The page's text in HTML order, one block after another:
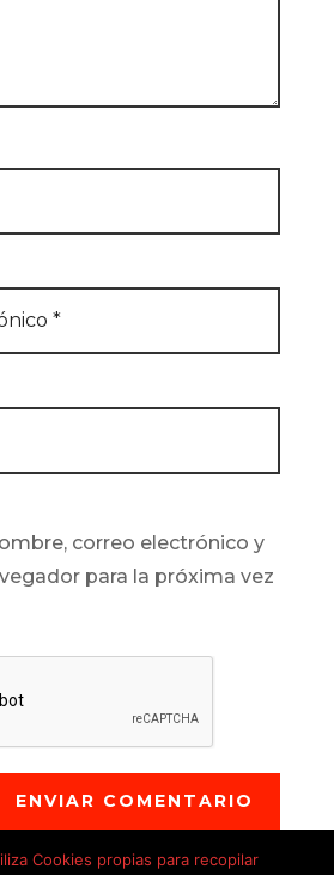
correo electrónico y
para la próxima vez
ENVIAR COMENTARIO
Cookies propias para recopilar